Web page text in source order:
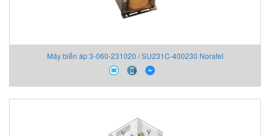
Máy biến áp 3-060-231020 / SU231C-400230 Noratel